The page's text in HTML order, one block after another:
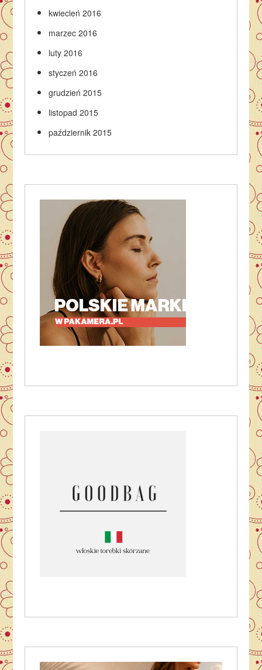
kwiecień 2016
marzec 2016
luty 2016
styczeń 2016
grudzień 2015
listopad 2015
październik 2015